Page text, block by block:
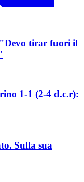
tirar fuori il
1-1 (2-4 d.c.r):
Sulla sua